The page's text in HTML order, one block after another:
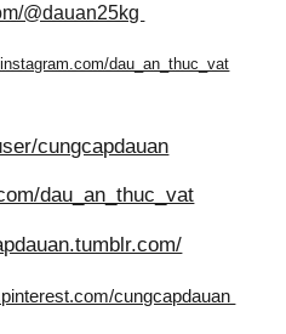
@dauan25kg
dau_an_thuc_vat
cungcapdauan
dau_an_thuc_vat
cungcapdauan